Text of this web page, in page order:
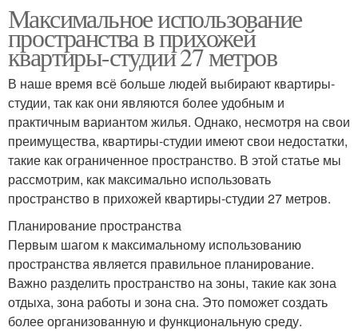
Максимальное использование
пространства в прихожей
квартиры-студии 27 метров
В наше время всё больше людей выбирают квартиры-
студии, так как они являются более удобным и
практичным вариантом жилья. Однако, несмотря на свои
преимущества, квартиры-студии имеют свои недостатки,
такие как ограниченное пространство. В этой статье мы
рассмотрим, как максимально использовать
пространство в прихожей квартиры-студии 27 метров.
Планирование пространства
Первым шагом к максимальному использованию
пространства является правильное планирование.
Важно разделить пространство на зоны, такие как зона
отдыха, зона работы и зона сна. Это поможет создать
более организованную и функциональную среду.